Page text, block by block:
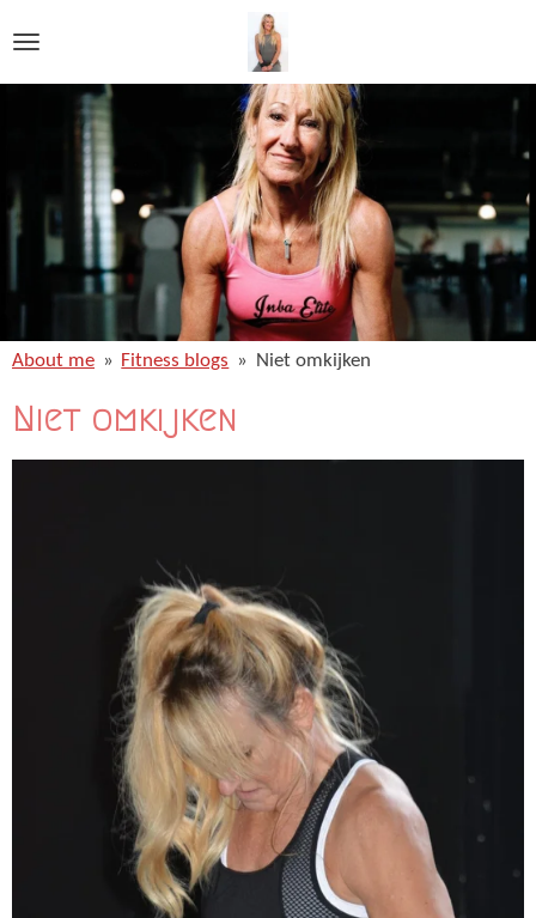
direct
naar
hoofdinhoud
About me » Fitness blogs » Niet omkijken
Niet omkijken